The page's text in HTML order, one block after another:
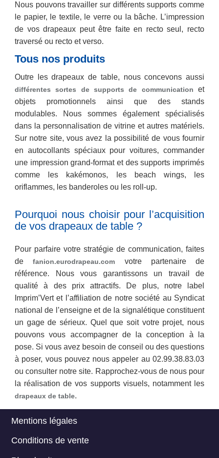
Nous pouvons travailler sur différents supports comme
le papier, le textile, le verre ou la bâche. L’impression
de vos drapeaux peut être faite en recto seul, recto
traversé ou recto et verso.
Tous nos produits
Outre les drapeaux de table, nous concevons aussi
différentes sortes de supports de communication et
objets promotionnels ainsi que des stands
modulables. Nous sommes également spécialisés
dans la personnalisation de vitrine et autres matériels.
Sur notre site, vous avez la possibilité de vous fournir
en autocollants spéciaux pour voitures, commander
une impression grand-format et des supports imprimés
comme les kakémonos, les beach wings, les
oriflammes, les banderoles ou les roll-up.
Pourquoi nous choisir pour l’acquisition
de vos drapeaux de table ?
Pour parfaire votre stratégie de communication, faites
defanion.eurodrapeau.com votre partenaire de
référence. Nous vous garantissons un travail de
qualité à des prix attractifs. De plus, notre label
Imprim’Vert et l’affiliation de notre société au Syndicat
national de l’enseigne et de la signalétique constituent
un gage de sérieux. Quel que soit votre projet, nous
pouvons vous accompagner de la conception à la
pose. Si vous avez besoin de conseil ou des questions
à poser, vous pouvez nous appeler au 02.99.38.83.03
ou consulter notre site. Rapprochez-vous de nous pour
la réalisation de vos supports visuels, notamment les
drapeaux de table.
Footer
Mentions légales
Conditions de vente